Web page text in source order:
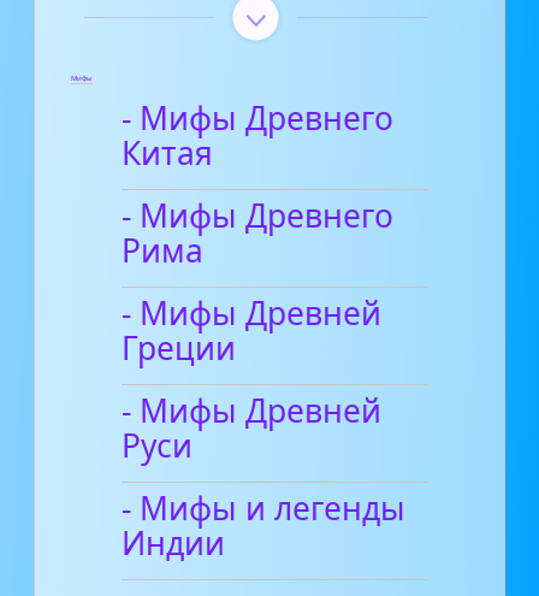
Мифы
- Мифы Древнего
Китая
- Мифы Древнего
Рима
- Мифы Древней
Греции
- Мифы Древней
Руси
- Мифы и легенды
Индии